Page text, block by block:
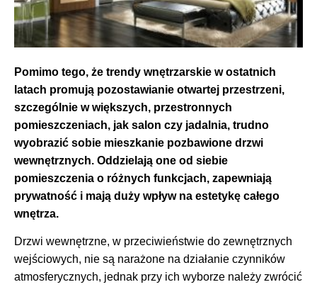
Pomimo tego, że trendy wnętrzarskie w ostatnich
latach promują pozostawianie otwartej przestrzeni,
szczególnie w większych, przestronnych
pomieszczeniach, jak salon czy jadalnia, trudno
wyobrazić sobie mieszkanie pozbawione drzwi
wewnętrznych. Oddzielają one od siebie
pomieszczenia o różnych funkcjach, zapewniają
prywatność i mają duży wpływ na estetykę całego
wnętrza.
Drzwi wewnętrzne, w przeciwieństwie do zewnętrznych
wejściowych, nie są narażone na działanie czynników
atmosferycznych, jednak przy ich wyborze należy zwrócić